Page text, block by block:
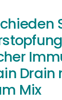
Drain
Mix